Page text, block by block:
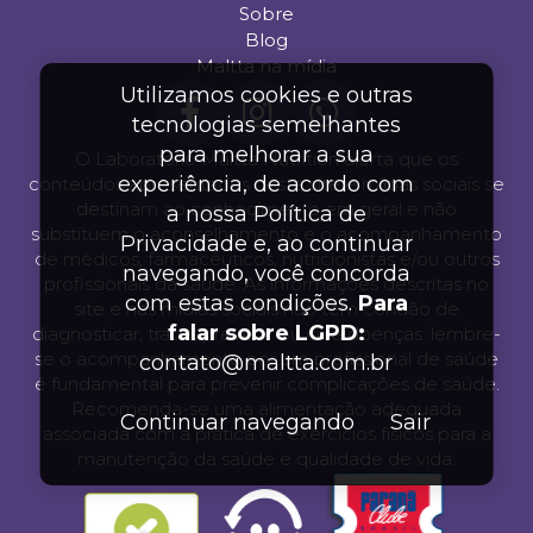
Sobre
Blog
Maltta na mídia
O Laboratório Maltta Nutrition alerta que os
conteúdos apresentados neste site e mídias sociais se
destinam ao conhecimento em geral e não
substituem o aconselhamento e o acompanhamento
de médicos, farmacêuticos, nutricionistas e/ou outros
profissionais da saúde. As informações descritas no
site e nas mídias sociais não tem condão de
diagnosticar, tratar, prevenir ou cura doenças. lembre-
se o acompanhamento por um profissional de saúde
é fundamental para prevenir complicações de saúde.
Recomenda-se uma alimentação adequada
associada com a prática de exercícios físicos para a
manutenção da saúde e qualidade de vida.
Utilizamos cookies e outras
tecnologias semelhantes
para melhorar a sua
experiência, de acordo com
a nossa Política de
Privacidade e, ao continuar
navegando, você concorda
com estas condições. Para
falar sobre LGPD:
contato@maltta.com.br
Continuar navegando Sair